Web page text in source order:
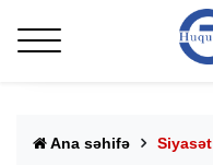
Ana səhifə Siyasət